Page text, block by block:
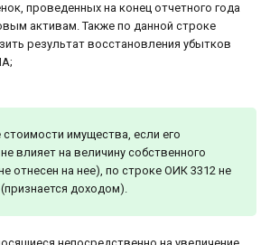
проведенных на конец отчетного года
активам. Также по данной строке
результат восстановления убытков
имущества, если его
влияет на величину собственного
отнесен на нее), по строке ОИК 3312 не
доходом).